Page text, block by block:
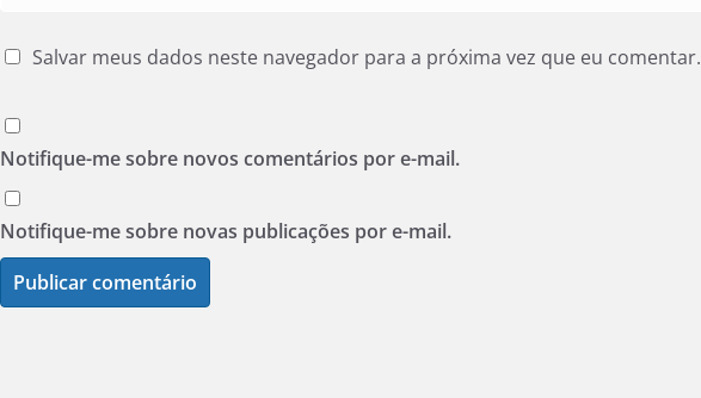
Salvar meus dados neste navegador para a próxima vez que eu comentar.
Notifique-me sobre novos comentários por e-mail.
Notifique-me sobre novas publicações por e-mail.